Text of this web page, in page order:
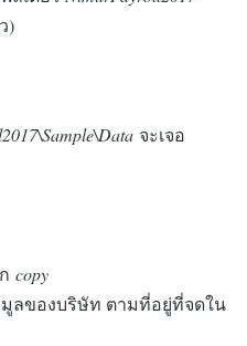
)
จะเจอ
copy
มูลของบริษัท ตามที่อยู่ที่จดใน